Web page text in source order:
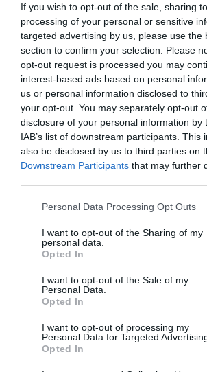
If you wish to opt-out of the sale, sharing
processing of your personal or sensitive
targeted advertising by us, please use the
section to confirm your selection. Please
opt-out request is processed you may
interest-based ads based on personal
us or personal information disclosed to
your opt-out. You may separately opt-out
disclosure of your personal information by
IAB’s list of downstream participants. This
also be disclosed by us to third parties on
Downstream Participants that may further
Personal Data Processing Opt Outs
I want to opt-out of the Sharing of my
personal data.
Opted In
I want to opt-out of the Sale of my
Personal Data.
Opted In
I want to opt-out of processing my
Personal Data for Targeted
Opted In